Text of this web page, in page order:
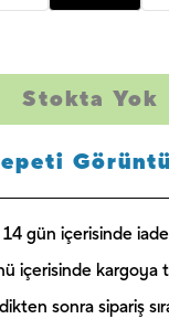
Stokta Yok
gün içerisinde
içerisinde kargoya
sonra sipariş